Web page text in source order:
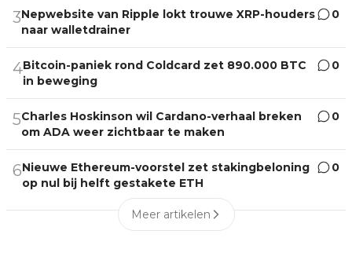
3Nepwebsite van Ripple lokt trouwe XRP-houders
naar walletdrainer
0
4Bitcoin-paniek rond Coldcard zet 890.000 BTC
in beweging
0
5Charles Hoskinson wil Cardano-verhaal breken
om ADA weer zichtbaar te maken
0
6Nieuwe Ethereum-voorstel zet stakingbeloning
op nul bij helft gestakete ETH
0
Meer artikelen